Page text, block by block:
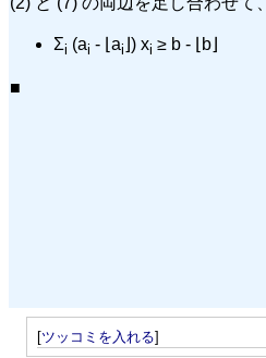
Σi (ai - ⌊ai ⌋) xi ≥ b - ⌊b⌋
■
[ツッコミを入れる]